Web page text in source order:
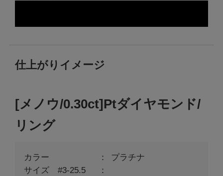
仕上がりイメージ
[メノウ/0.30ct]Ptダイヤモンド/
リング
カラー
プラチナ
サイズ #3-25.5